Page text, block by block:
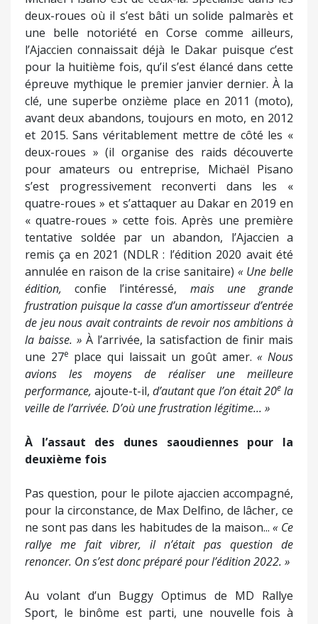
deux-roues où il s’est bâti un solide palmarès et
une belle notoriété en Corse comme ailleurs,
l’Ajaccien connaissait déjà le Dakar puisque c’est
pour la huitième fois, qu’il s’est élancé dans cette
épreuve mythique le premier janvier dernier. À la
clé, une superbe onzième place en 2011 (moto),
avant deux abandons, toujours en moto, en 2012
et 2015. Sans véritablement mettre de côté les «
deux-roues » (il organise des raids découverte
pour amateurs ou entreprise, Michaël Pisano
s’est progressivement reconverti dans les «
quatre-roues » et s’attaquer au Dakar en 2019 en
« quatre-roues » cette fois. Après une première
tentative soldée par un abandon, l’Ajaccien a
remis ça en 2021 (NDLR : l’édition 2020 avait été
annulée en raison de la crise sanitaire) « Une belle
édition,confie l’intéressé, mais une grande
frustration puisque la casse d’un amortisseur d’entrée
de jeu nous avait contraints de revoir nos ambitions à
la baisse. » À l’arrivée, la satisfaction de finir mais
une 27e place qui laissait un goût amer.« Nous
avions les moyens de réaliser une meilleure
performance,ajoute-t-il,d’autant que l’on était 20ela
veille de l’arrivée. D’où une frustration légitime... »
À l’assaut des dunes saoudiennes pour la
deuxième fois
Pas question, pour le pilote ajaccien accompagné,
pour la circonstance, de Max Delfino, de lâcher, ce
ne sont pas dans les habitudes de la maison...« Ce
rallye me fait vibrer, il n’était pas question de
renoncer. On s’est donc préparé pour l’édition 2022. »
Au volant d’un Buggy Optimus de MD Rallye
Sport, le binôme est parti, une nouvelle fois à